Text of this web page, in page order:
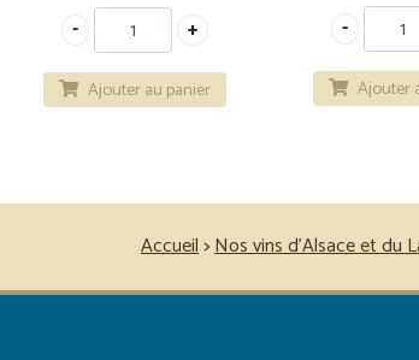
Ajouter au panier Ajouter
Accueil>Nos vins d’Alsace et du